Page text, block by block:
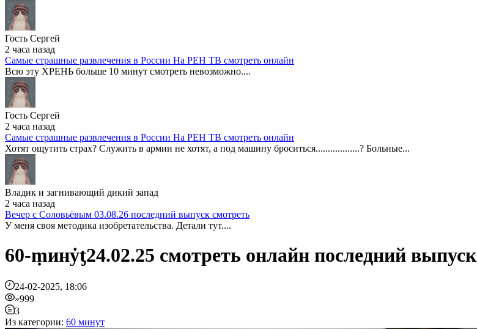
Гость Сергей
2 часа назад
Самые страшные развлечения в России На РЕН ТВ смотреть онлайн
Всю эту ХРЕНЬ больше 10 минут смотреть невозможно....
Гость Сергей
2 часа назад
Самые страшные развлечения в России На РЕН ТВ смотреть онлайн
Хотят ощутить страх? Служить в армии не хотят, а под машину броситься..................? Больные...
Владик и загнивающий дикий запад
2 часа назад
Вечер с Соловьёвым 03.08.26 последний выпуск смотреть
У меня своя методика изобретательства. Детали тут....
60-ṃинẏƫ24.02.25 смотреть онлайн последний выпуск
24-02-2025, 18:06
»999
3
Из категории: 60 минут